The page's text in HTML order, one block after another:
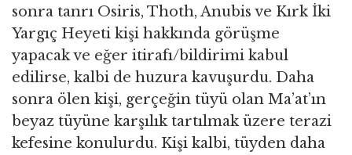
sonra tanrı Osiris, Thoth, Anubis ve Kırk İki
Yargıç Heyeti kişi hakkında görüşme
yapacak ve eğer itirafı/bildirimi kabul
edilirse, kalbi de huzura kavuşurdu. Daha
sonra ölen kişi, gerçeğin tüyü olan Ma’at’ın
beyaz tüyüne karşılık tartılmak üzere terazi
kefesine konulurdu. Kişi kalbi, tüyden daha